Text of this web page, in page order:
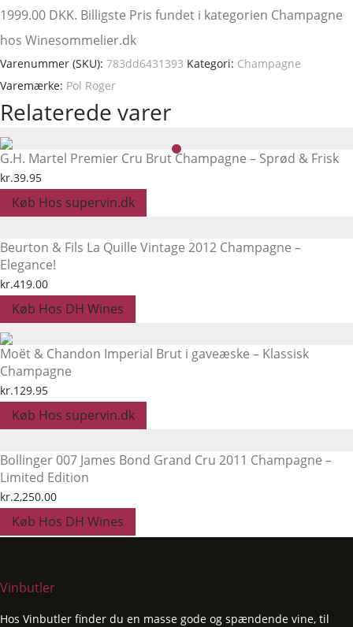
1999.00 DKK. Billigste Pris fundet i kategorien Champagne
hos Winesommelier.dk
Varenummer (SKU): 783dd6431393 Kategori: Champagne
Varemærke: Pol Roger
Relaterede varer
G.H. Martel Premier Cru Brut Champagne – Sprød & Frisk
kr.39.95
Køb Hos supervin.dk
Beurton & Fils La Quille Vintage 2012 Champagne –
Elegance!
kr.419.00
Køb Hos DH Wines
Moët & Chandon Imperial Brut i gaveæske – Klassisk
Champagne
kr.129.95
Køb Hos supervin.dk
Bollinger 007 James Bond Grand Cru 2011 Champagne –
Limited Edition
kr.2,250.00
Køb Hos DH Wines
Vinbutler
Hos Vinbutler finder du en masse gode og spændende vine, til